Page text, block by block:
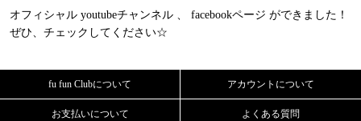
オフィシャル youtubeチャンネル 、 facebookページ ができました！
ぜひ、チェックしてください☆
fu fun Clubについて アカウントについて
お支払いについて よくある質問